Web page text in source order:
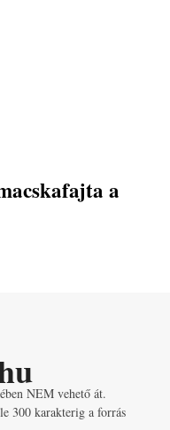
a
NEM vehető át.
300 karakterig a forrás